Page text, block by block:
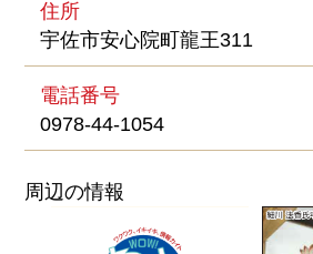
住所
宇佐市安心院町龍王311
電話番号
0978-44-1054
周辺の情報